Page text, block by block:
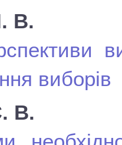
В.
виборів
В.